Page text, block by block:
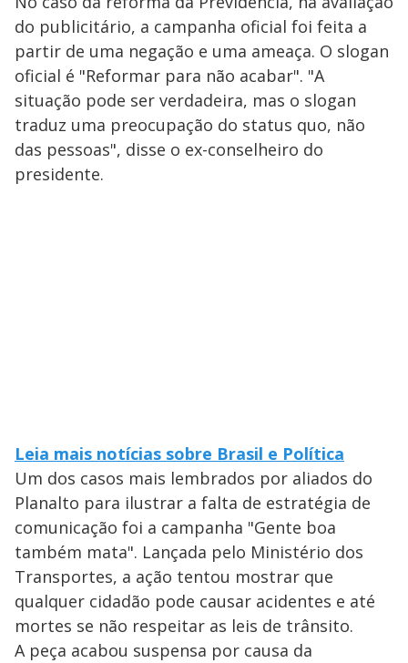
do publicitário, a campanha oficial foi feita a
partir de uma negação e uma ameaça. O slogan
oficial é "Reformar para não acabar". "A
situação pode ser verdadeira, mas o slogan
traduz uma preocupação do status quo, não
das pessoas", disse o ex-conselheiro do
presidente.
Leia mais notícias sobre Brasil e Política
Um dos casos mais lembrados por aliados do
Planalto para ilustrar a falta de estratégia de
comunicação foi a campanha "Gente boa
também mata". Lançada pelo Ministério dos
Transportes, a ação tentou mostrar que
qualquer cidadão pode causar acidentes e até
mortes se não respeitar as leis de trânsito.
A peça acabou suspensa por causa da